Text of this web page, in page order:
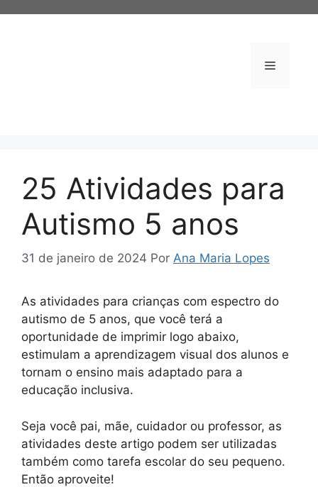
Menu
25 Atividades para
Autismo 5 anos
31 de janeiro de 2024 Por Ana Maria Lopes
As atividades para crianças com espectro do
autismo de 5 anos, que você terá a
oportunidade de imprimir logo abaixo,
estimulam a aprendizagem visual dos alunos e
tornam o ensino mais adaptado para a
educação inclusiva.
Seja você pai, mãe, cuidador ou professor, as
atividades deste artigo podem ser utilizadas
também como tarefa escolar do seu pequeno.
Então aproveite!